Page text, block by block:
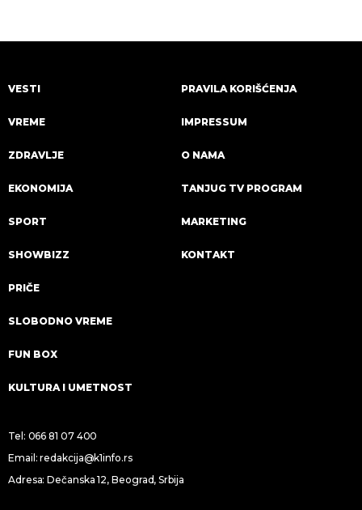
VESTI
VREME
ZDRAVLJE
EKONOMIJA
SPORT
SHOWBIZZ
PRIČE
SLOBODNO VREME
FUN BOX
KULTURA I UMETNOST
PRAVILA KORIŠĆENJA
IMPRESSUM
O NAMA
TANJUG TV PROGRAM
MARKETING
KONTAKT
Tel: 066 81 07 400
Email:redakcija@k1info.rs
Adresa: Dečanska 12, Beograd, Srbija